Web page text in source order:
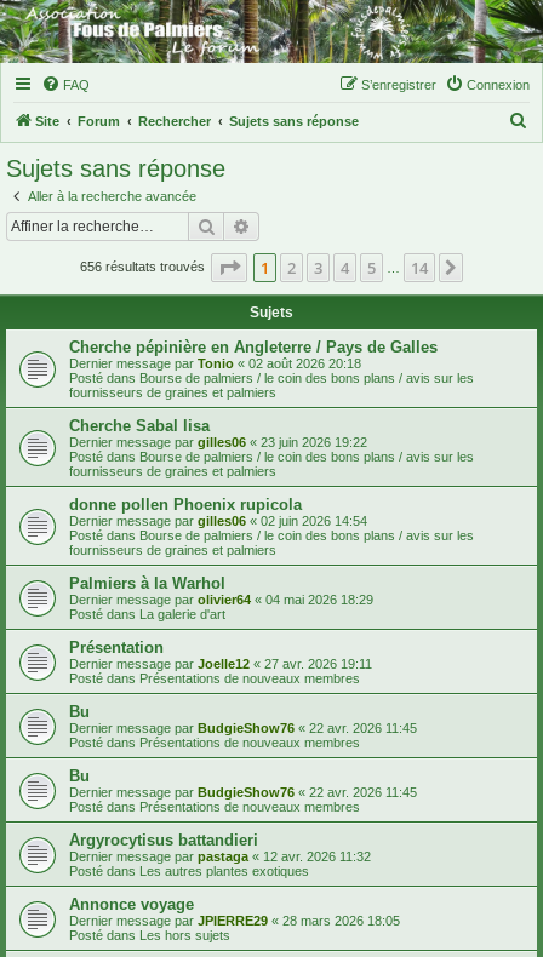
FAQ Connexion
S’enregistrer
Site Forum Rechercher Sujets sans réponse
c
Sujets sans réponse
Aller à la recherche avancée
Rechercher
656 résultats trouvés Page 1sur14
1 2 3 4 5 14
Sujets
Cherche pépinière en Angleterre / Pays de Galles
Dernier message par Tonio « 02 août 2026 20:18
Posté dans Bourse de palmiers / le coin des bons plans / avis sur les
fournisseurs de graines et palmiers
Cherche Sabal lisa
Dernier message par gilles06 « 23 juin 2026 19:22
Posté dans Bourse de palmiers / le coin des bons plans / avis sur les
fournisseurs de graines et palmiers
donne pollen Phoenix rupicola
Dernier message par gilles06 « 02 juin 2026 14:54
Posté dans Bourse de palmiers / le coin des bons plans / avis sur les
fournisseurs de graines et palmiers
Palmiers à la Warhol
Dernier message par olivier64 « 04 mai 2026 18:29
Posté dans La galerie d'art
Présentation
Dernier message par Joelle12 « 27 avr. 2026 19:11
Posté dans Présentations de nouveaux membres
Bu
Dernier message par BudgieShow76 « 22 avr. 2026 11:45
Posté dans Présentations de nouveaux membres
Bu
Dernier message par BudgieShow76 « 22 avr. 2026 11:45
Posté dans Présentations de nouveaux membres
Argyrocytisus battandieri
Dernier message par pastaga « 12 avr. 2026 11:32
Posté dans Les autres plantes exotiques
Annonce voyage
Dernier message par JPIERRE29 « 28 mars 2026 18:05
Posté dans Les hors sujets